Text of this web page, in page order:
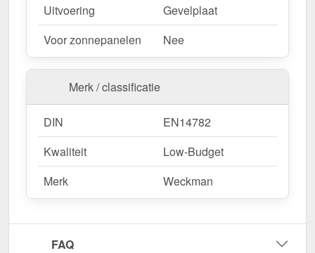
Duurzaam, weerbestendig, op maat gemaakt - bestel
nu en profiteer van een snelle levering!
Opgelet:Alleen producten met DIN EN 1090 zijn
Restpartijen (DIN EN 14782) zijn uitgesloten.
Wegens maatwerk / customisatie van herroepingsrecht uitgezonderd
Uitvoering
Gevelplaat
Voor zonnepanelen
Nee
Merk / classificatie
DIN
EN14782
Kwaliteit
Low-Budget
Merk
Weckman
FAQ